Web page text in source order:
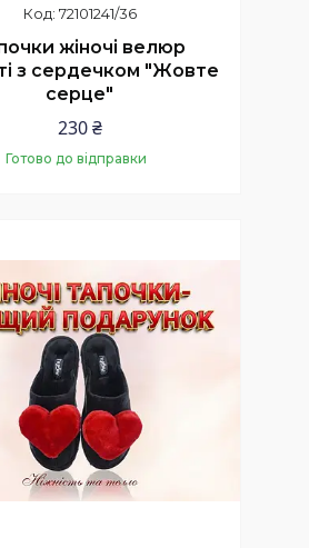
72101241/36
жіночі велюр
з сердечком "Жовте
серце"
230 ₴
Готово до відправки